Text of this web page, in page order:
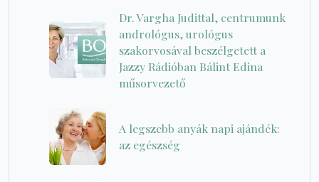
Dr. Vargha Judittal, centrumunk
andrológus, urológus
szakorvosával beszélgetett a
Jazzy Rádióban Bálint Edina
műsorvezető
A legszebb anyák napi ajándék:
az egészség